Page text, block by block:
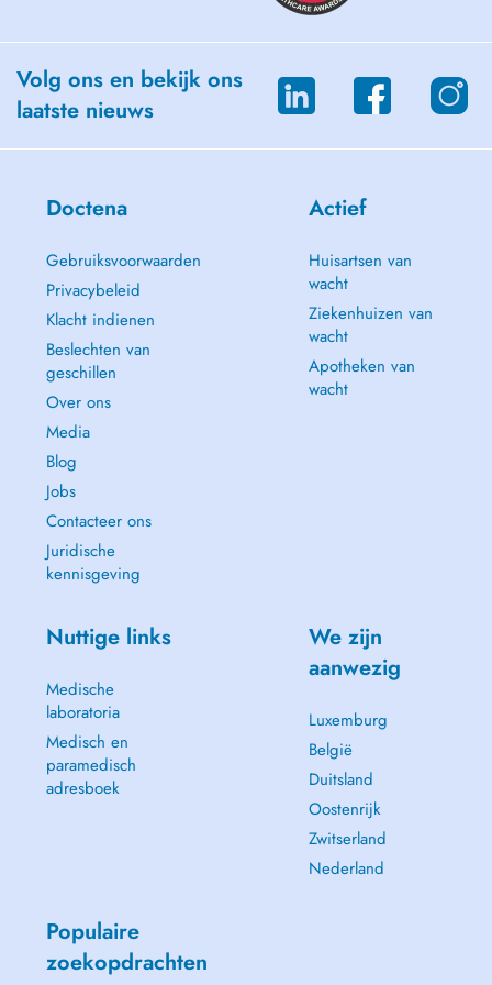
Volg ons en bekijk ons
laatste nieuws
Doctena
Gebruiksvoorwaarden
Privacybeleid
Klacht indienen
Beslechten van
geschillen
Over ons
Media
Blog
Jobs
Contacteer ons
Juridische
kennisgeving
Actief
Huisartsen van
wacht
Ziekenhuizen van
wacht
Apotheken van
wacht
Nuttige links
Medische
laboratoria
Medisch en
paramedisch
adresboek
We zijn
aanwezig
Luxemburg
België
Duitsland
Oostenrijk
Zwitserland
Nederland
Populaire
zoekopdrachten